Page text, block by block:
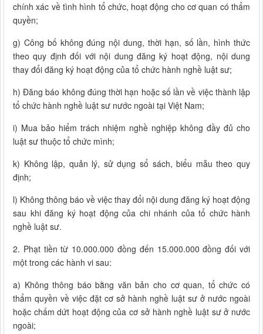
chính xác về tình hình tổ chức, hoạt động cho cơ quan có thẩm
quyền;
g) Công bố không đúng nội dung, thời hạn, số lần, hình thức
theo quy định đối với nội dung đăng ký hoạt động, nội dung
thay đổi đăng ký hoạt động của tổ chức hành nghề luật sư;
h) Đăng báo không đúng thời hạn hoặc số lần về việc thành lập
tổ chức hành nghề luật sư nước ngoài tại Việt Nam;
i) Mua bảo hiểm trách nhiệm nghề nghiệp không đầy đủ cho
luật sư thuộc tổ chức mình;
k) Không lập, quản lý, sử dụng sổ sách, biểu mẫu theo quy
định;
l) Không thông báo về việc thay đổi nội dung đăng ký hoạt động
sau khi đăng ký hoạt động của chi nhánh của tổ chức hành
nghề luật sư.
2. Phạt tiền từ 10.000.000 đồng đến 15.000.000 đồng đối với
một trong các hành vi sau:
a) Không thông báo bằng văn bản cho cơ quan, tổ chức có
thẩm quyền về việc đặt cơ sở hành nghề luật sư ở nước ngoài
hoặc chấm dứt hoạt động của cơ sở hành nghề luật sư ở nước
ngoài;